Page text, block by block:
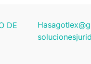
DE